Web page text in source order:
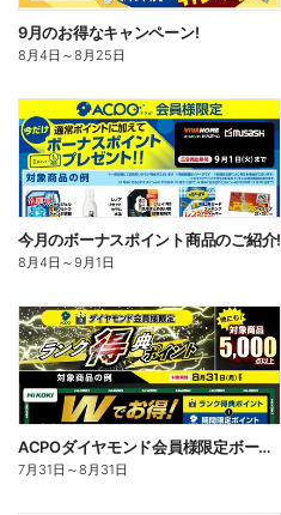
9月のお得なキャンペーン!
8月4日 ～8月25日
今月のボーナスポイント商品のご紹介!
8月4日 ～9月1日
ACPOダイヤモンド会員様限定ボーナスポイント8/31まで!
7月31日 ～8月31日